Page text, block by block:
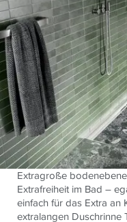
Extragroße
Extrafreiheit im Bad –
einfach für das Extra an
extralangen Duschrinne